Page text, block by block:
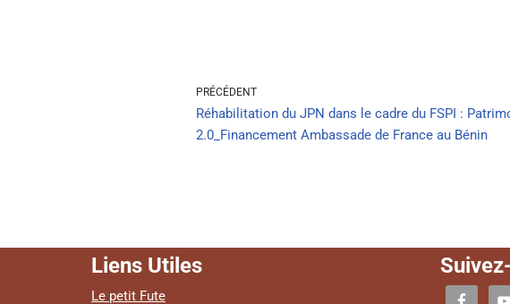
PRÉCÉDENT
Réhabilitation du JPN dans le cadre du FSPI :
2.0_Financement Ambassade de France au Bénin
Liens Utiles
Le petit Fute